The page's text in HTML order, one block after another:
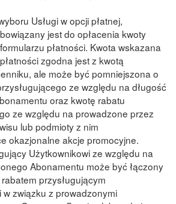
Usługi w opcji płatnej,
jest do opłacenia kwoty
płatności. Kwota wskazana
zgodna jest z kwotą
ale może być pomniejszona o
ze względu na długość
oraz kwotę rabatu
ze względu na prowadzone przez
lub podmioty z nim
okazjonalne akcje promocyjne.
Użytkownikowi ze względu na
Abonamentu może być łączony
przysługującym
w związku z prowadzonymi